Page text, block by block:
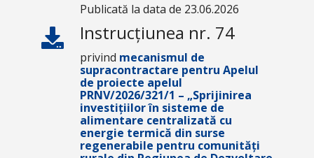
Publicată la data de 23.06.2026
Instrucțiunea nr. 74
privind mecanismul de
supracontractare pentru Apelul
de proiecte apelul
PRNV/2026/321/1 – „Sprijinirea
investițiilor în sisteme de
alimentare centralizată cu
energie termică din surse
regenerabile pentru comunități